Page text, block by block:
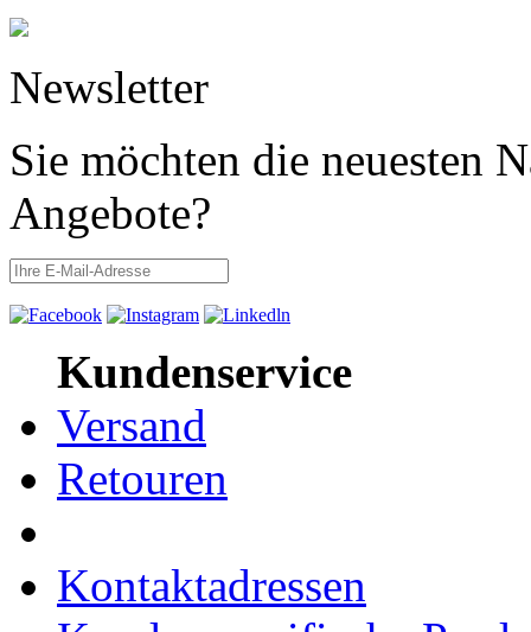
Newsletter
Sie möchten die neuesten
Angebote?
Kundenservice
Versand
Retouren
Kontaktadressen